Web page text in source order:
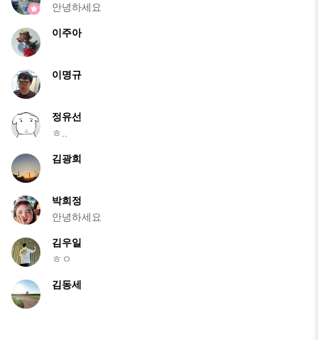
안녕하세요
이주아
이명규
정유선
ㅎ..
김광희
박희정
안녕하세요
김우일
ㅎㅇ
김동세